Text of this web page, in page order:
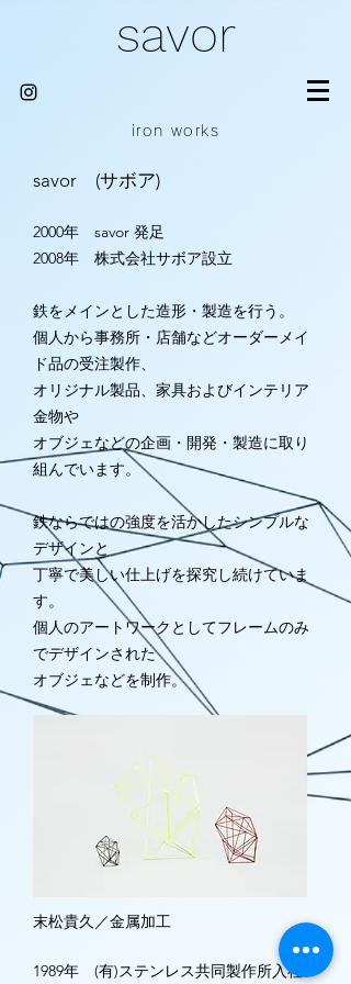
savor
iron works
savor (サボア)
2000年 savor 発足
2008年 株式会社サボア設立
鉄をメインとした造形・製造を行う。
個人から事務所・店舗などオーダーメイ
ド品の受注製作、
オリジナル製品、家具およびインテリア
金物や
オブジェなどの企画・開発・製造に取り
組んでいます。
鉄ならではの強度を活かしたシンプルな
デザインと
丁寧で美しい仕上げを探究し続けていま
す。
個人のアートワークとしてフレームのみ
でデザインされた
オブジェなどを制作。
末松貴久／金属加工
1989年 (有)ステンレス共同製作所入社